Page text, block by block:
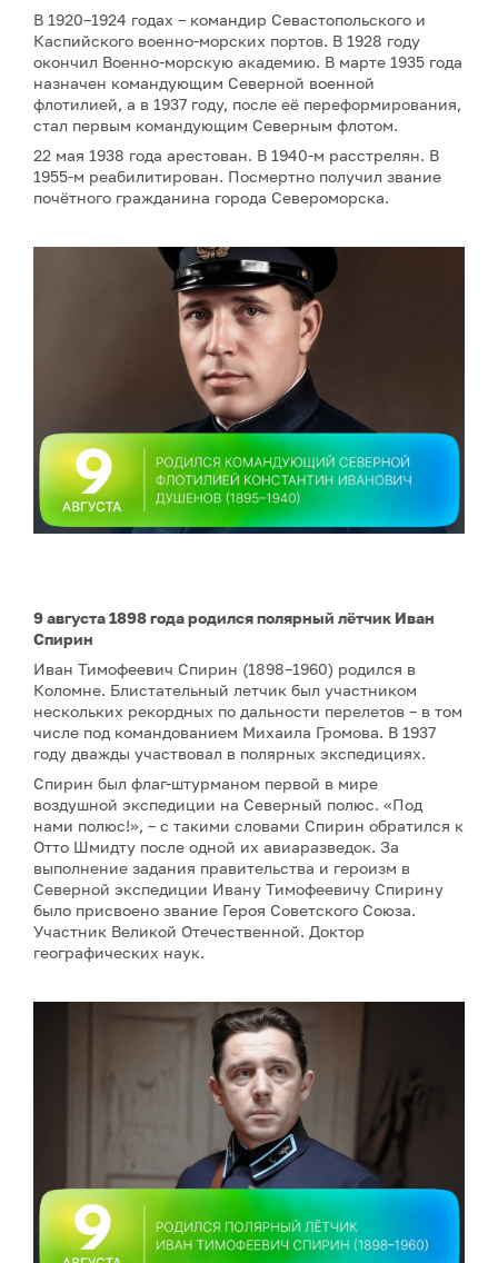
В 1920–1924 годах – командир Севастопольского и
Каспийского военно-морских портов. В 1928 году
окончил Военно-морскую академию. В марте 1935 года
назначен командующим Северной военной
флотилией, а в 1937 году, после её переформирования,
стал первым командующим Северным флотом.
22 мая 1938 года арестован. В 1940-м расстрелян. В
1955-м реабилитирован. Посмертно получил звание
почётного гражданина города Североморска.
9 августа 1898 года родился полярный лётчик Иван
Спирин
Иван Тимофеевич Спирин (1898–1960) родился в
Коломне. Блистательный летчик был участником
нескольких рекордных по дальности перелетов – в том
числе под командованием Михаила Громова. В 1937
году дважды участвовал в полярных экспедициях.
Спирин был флаг-штурманом первой в мире
воздушной экспедиции на Северный полюс. «Под
нами полюс!», – с такими словами Спирин обратился к
Отто Шмидту после одной их авиаразведок. За
выполнение задания правительства и героизм в
Северной экспедиции Ивану Тимофеевичу Спирину
было присвоено звание Героя Советского Союза.
Участник Великой Отечественной. Доктор
географических наук.